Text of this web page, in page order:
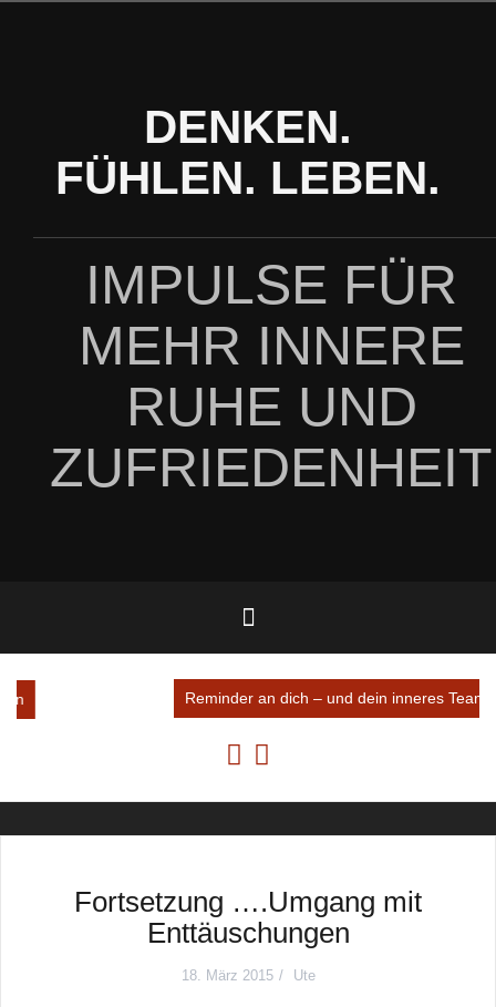
DENKEN.
FÜHLEN. LEBEN.
IMPULSE FÜR
MEHR INNERE
RUHE UND
ZUFRIEDENHEIT
Reminder an dich – und dein inneres Team
Fortsetzung ….Umgang mit
Enttäuschungen
18. März 2015 Ute